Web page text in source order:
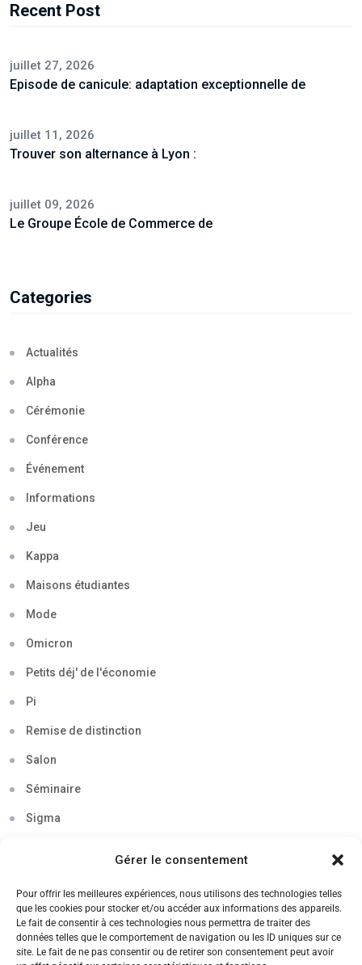
Gérer le consentement
Pour offrir les meilleures expériences, nous utilisons des technologies telles
que les cookies pour stocker et/ou accéder aux informations des appareils.
Le fait de consentir à ces technologies nous permettra de traiter des
données telles que le comportement de navigation ou les ID uniques sur ce
site. Le fait de ne pas consentir ou de retirer son consentement peut avoir
Recent Post
juillet 27, 2026
Episode de canicule: adaptation exceptionnelle de
juillet 11, 2026
Trouver son alternance à Lyon :
juillet 09, 2026
Le Groupe École de Commerce de
Categories
Actualités
Alpha
Cérémonie
Conférence
Événement
Informations
Jeu
Kappa
Maisons étudiantes
Mode
Omicron
Petits déj' de l'économie
Pi
Remise de distinction
Salon
Séminaire
Sigma
Tau
Témoignage